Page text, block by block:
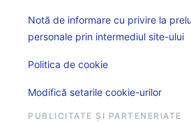
Notă de informare cu privire la
personale prin intermediul site-ului
Politica de cookie
Modifică setarile cookie-urilor
PUBLICITATE ȘI PARTENERIATE